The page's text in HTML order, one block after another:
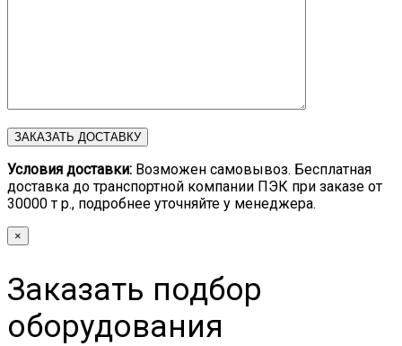
Условия доставки: Возможен самовывоз. Бесплатная
доставка до транспортной компании ПЭК при заказе от
30000 т р., подробнее уточняйте у менеджера.
×
Заказать подбор
оборудования